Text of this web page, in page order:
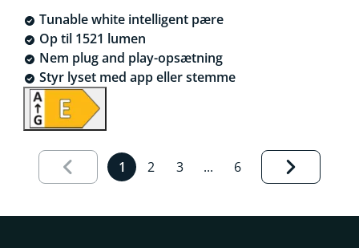
Tunable white intelligent pære
Op til 1521 lumen
Nem plug and play-opsætning
Styr lyset med app eller stemme
Results page 1 out of 6 loaded
1 2 3 ... 6